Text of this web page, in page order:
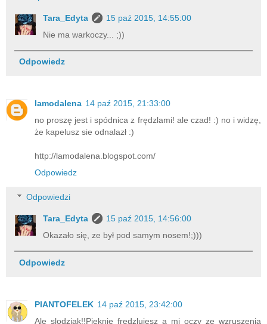
Tara_Edyta
15 paź 2015, 14:55:00
Nie ma warkoczy... ;))
Odpowiedz
lamodalena 14 paź 2015, 21:33:00
no proszę jest i spódnica z frędzlami! ale czad! :) no i widzę,
że kapelusz sie odnalazł :)
http://lamodalena.blogspot.com/
Odpowiedz
Odpowiedzi
Tara_Edyta
15 paź 2015, 14:56:00
Okazało się, ze był pod samym nosem!;)))
Odpowiedz
PlANTOFELEK 14 paź 2015, 23:42:00
Ale slodziak!!Pieknie fredzlujesz a mi oczy ze wzruszenia